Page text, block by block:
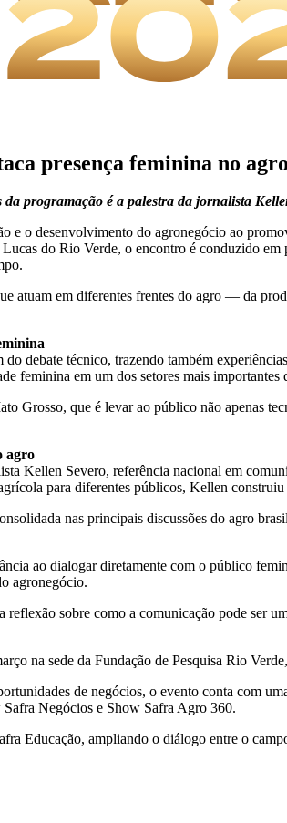
presença feminina no agro
da programação é a palestra da jornalista
e o desenvolvimento do agronegócio ao
do Rio Verde, o encontro é conduzido
atuam em diferentes frentes do agro — da
do debate técnico, trazendo também
feminina em um dos setores mais importantes
Grosso, que é levar ao público não apenas
agro
Kellen Severo, referência nacional em
para diferentes públicos, Kellen
nas principais discussões do agro
ao dialogar diretamente com o público
agronegócio.
sobre como a comunicação pode ser
na sede da Fundação de Pesquisa Rio
de negócios, o evento conta com
Negócios e Show Safra Agro 360.
Educação, ampliando o diálogo entre o